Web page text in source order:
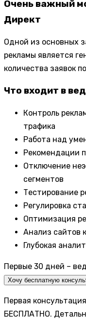
Очень важный
Директ
Одной из основных
рекламы является
количества заявок
Что входит в
Контроль
трафика
Работа над
Рекомендации
Отключение
сегментов
Тестирование
Регулировка
Оптимизация
Анализ сайтов
Глубокая
Первые 30 дней –
Хочу бесплатную
Первая
БЕСПЛАТНО.